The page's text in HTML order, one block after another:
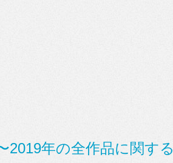
2019年の全作品に関する